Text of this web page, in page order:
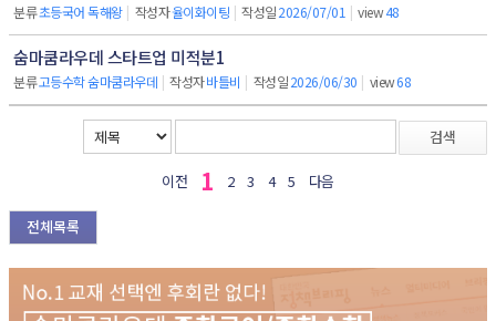
분류초등국어 독해왕 | 작성자율이화이팅 | 작성일2026/07/01 | view48
숨마쿰라우데 스타트업 미적분1
분류고등수학 숨마쿰라우데 | 작성자바틀비 | 작성일2026/06/30 | view68
검색
이전 1 2 3 4 5 다음
전체목록